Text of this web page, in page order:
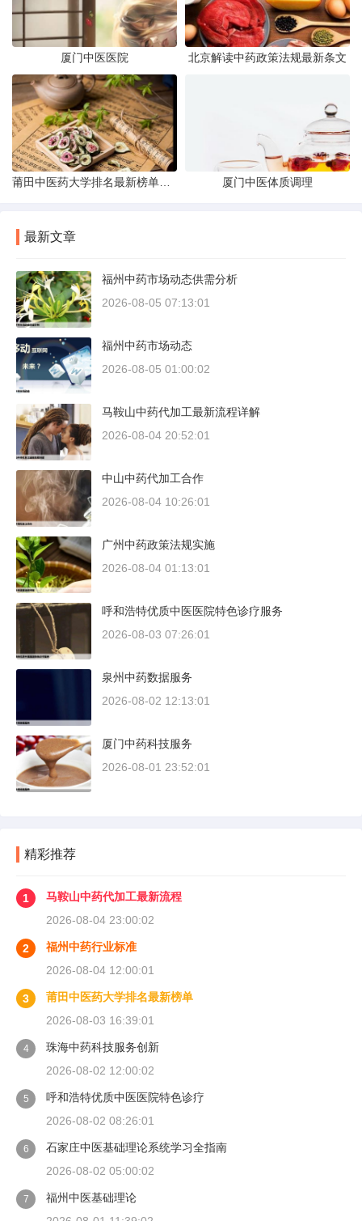
厦门中医医院 北京解读中药政策法规最新条文
厦门中医体质调理
最新文章
福州中药市场动态供需分析
2026-08-05 07:13:01
福州中药市场动态
2026-08-05 01:00:02
马鞍山中药代加工最新流程详解
2026-08-04 20:52:01
中山中药代加工合作
2026-08-04 10:26:01
广州中药政策法规实施
2026-08-04 01:13:01
呼和浩特优质中医医院特色诊疗服务
2026-08-03 07:26:01
泉州中药数据服务
2026-08-02 12:13:01
厦门中药科技服务
2026-08-01 23:52:01
精彩推荐
1
马鞍山中药代加工最新流程
2026-08-04 23:00:02
2
福州中药行业标准
2026-08-04 12:00:01
3
莆田中医药大学排名最新榜单
2026-08-03 16:39:01
4
珠海中药科技服务创新
2026-08-02 12:00:02
5
呼和浩特优质中医医院特色诊疗
2026-08-02 08:26:01
6
石家庄中医基础理论系统学习全指南
2026-08-02 05:00:02
7
福州中医基础理论